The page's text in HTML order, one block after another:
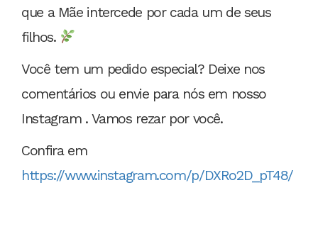
que a Mãe intercede por cada um de seus
filhos.
Você tem um pedido especial? Deixe nos
comentários ou envie para nós em nosso
Instagram . Vamos rezar por você.
Confira em
https://www.instagram.com/p/DXRo2D_pT48/